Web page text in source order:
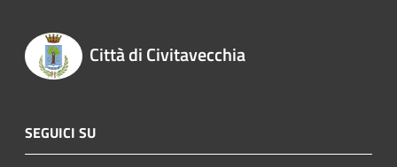
Città di Civitavecchia
SEGUICI SU